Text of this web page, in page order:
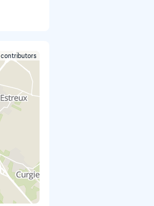
contributors